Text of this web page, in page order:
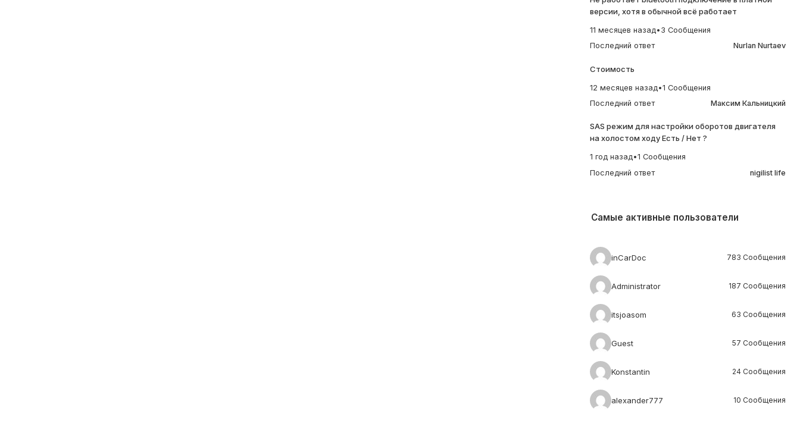
версии, хотя в обычной всё работает
11 месяцев назад • 3 Сообщения
Последний ответ
Nurlan Nurtaev
Стоимость
12 месяцев назад •1 Сообщения
Последний ответ
Максим Кальницкий
SAS режим для настройки оборотов двигателя
на холостом ходу Есть / Нет ?
1 год назад•1 Сообщения
Последний ответ
nigilist life
Самые активные пользователи
inCarDoc 783 Сообщения
Administrator 187 Сообщения
itsjoasom 63 Сообщения
Guest 57 Сообщения
Konstantin 24 Сообщения
alexander777 10 Сообщения